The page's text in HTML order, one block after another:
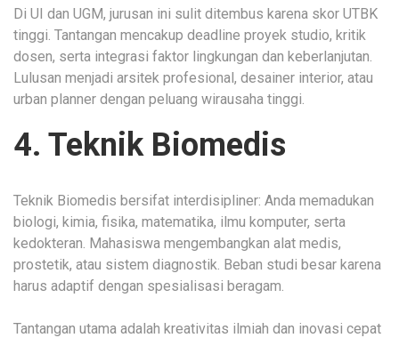
Di UI dan UGM, jurusan ini sulit ditembus karena skor UTBK
tinggi. Tantangan mencakup deadline proyek studio, kritik
dosen, serta integrasi faktor lingkungan dan keberlanjutan.
Lulusan menjadi arsitek profesional, desainer interior, atau
urban planner dengan peluang wirausaha tinggi.
4. Teknik Biomedis
Teknik Biomedis bersifat interdisipliner: Anda memadukan
biologi, kimia, fisika, matematika, ilmu komputer, serta
kedokteran. Mahasiswa mengembangkan alat medis,
prostetik, atau sistem diagnostik. Beban studi besar karena
harus adaptif dengan spesialisasi beragam.
Tantangan utama adalah kreativitas ilmiah dan inovasi cepat